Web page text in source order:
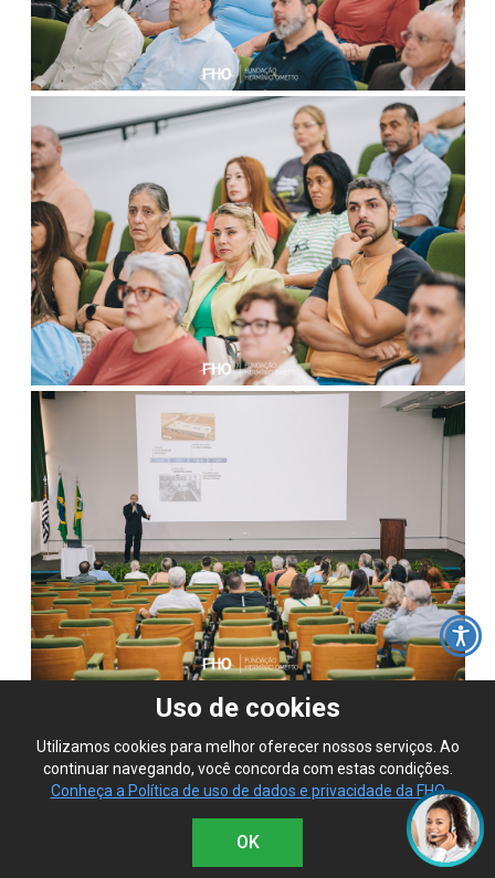
Uso de cookies
Utilizamos cookies para melhor oferecer nossos serviços. Ao
continuar navegando, você concorda com estas condições.
Conheça a Política de uso de dados e privacidade da FHO
OK